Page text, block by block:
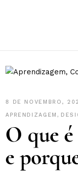
8 DE NOVEMBRO,
APRENDIZAGEM,
O que
e